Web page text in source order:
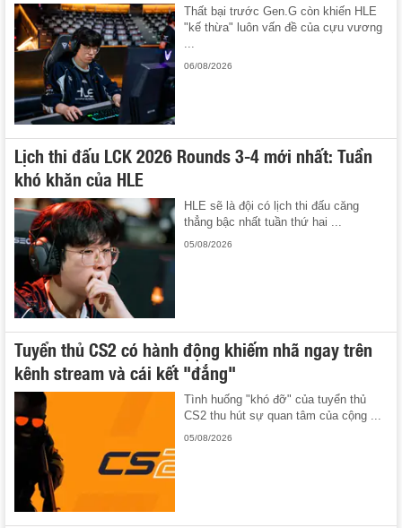
Thất bại trước Gen.G còn khiến HLE
"kế thừa" luôn vấn đề của cựu vương
...
06/08/2026
Lịch thi đấu LCK 2026 Rounds 3-4 mới nhất: Tuần
khó khăn của HLE
HLE sẽ là đội có lịch thi đấu căng
thẳng bậc nhất tuần thứ hai ...
05/08/2026
Tuyển thủ CS2 có hành động khiếm nhã ngay trên
kênh stream và cái kết "đắng"
Tình huống "khó đỡ" của tuyển thủ
CS2 thu hút sự quan tâm của cộng ...
05/08/2026